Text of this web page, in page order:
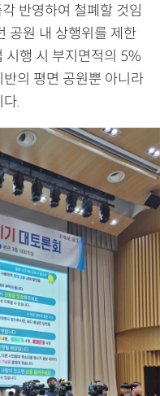
반영하여 철폐할 것임
공원 내 상행위를 제한
시행 시 부지면적의 5%
의 평면 공원뿐 아니라
.